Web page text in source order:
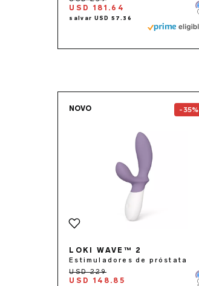
USD 181.64
NOVO -35%
LOKI WAVE™ 2
Estimuladores de próstata
USD 148.85